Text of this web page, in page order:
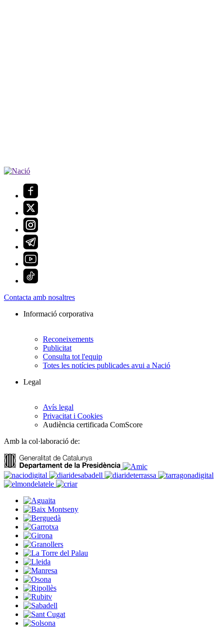
Contacta amb nosaltres
Informació corporativa
Reconeixements
Publicitat
Consulta tot l'equip
Totes les notícies publicades avui a Nació
Legal
Avís legal
Privacitat i Cookies
Audiència certificada ComScore
Amb la col·laboració de: